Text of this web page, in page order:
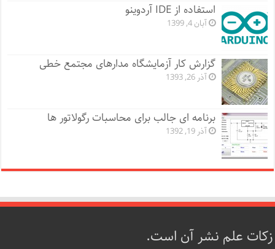
استفاده از IDE آردوینو
آبان 4, 1399
گزارش کار آزمایشگاه مدارهای مجتمع خطی
آذر 26, 1393
برنامه ای جالب برای محاسبات رگولاتور ها
آذر 19, 1392
زکات علم نشر آن است.